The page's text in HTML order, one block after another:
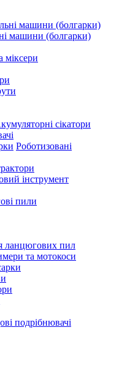
машини (болгарки)
міксери
сікатори
Роботизовані
інструмент
пили
ланцюгових пил
та мотокоси
подрібнювачі